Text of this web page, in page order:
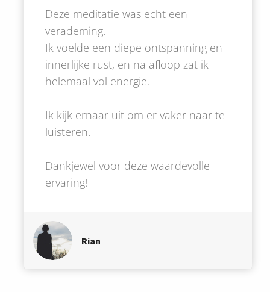
Deze meditatie was echt een
verademing.
Ik voelde een diepe ontspanning en
innerlijke rust, en na afloop zat ik
helemaal vol energie.
Ik kijk ernaar uit om er vaker naar te
luisteren.
Dankjewel voor deze waardevolle
ervaring!
Rian